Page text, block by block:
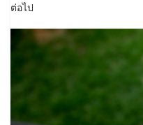
ต่อไป